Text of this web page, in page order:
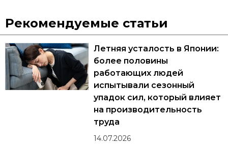
Рекомендуемые статьи
Летняя усталость в Японии:
более половины
работающих людей
испытывали сезонный
упадок сил, который влияет
на производительность
труда
14.07.2026